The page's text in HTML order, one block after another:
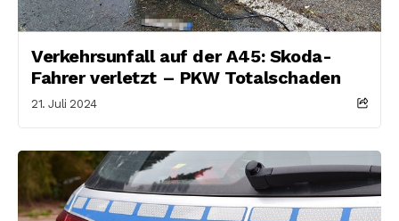
Verkehrsunfall auf der A45: Skoda-
Fahrer verletzt – PKW Totalschaden
21. Juli 2024